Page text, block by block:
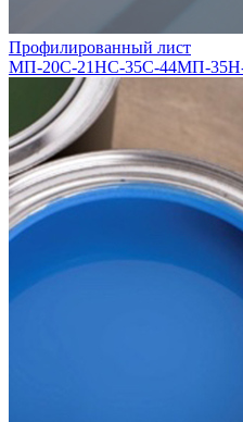
Профилированный лист
МП-20С-21НС-35С-44МП-35